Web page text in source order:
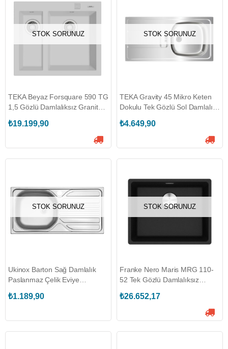
STOK SORUNUZ
TEKA Beyaz Forsquare 590 TG
1,5 Gözlü Damlalıksız Granit
₺19.199,90
STOK SORUNUZ
TEKA Gravity 45 Mikro Keten
Dokulu Tek Gözlü Sol Damlalıklı
₺4.649,90
STOK SORUNUZ
Ukinox Barton Sağ Damlalık
Paslanmaz Çelik Eviye
₺1.189,90
STOK SORUNUZ
Franke Nero Maris MRG 110-
52 Tek Gözlü Damlalıksız
₺26.652,17